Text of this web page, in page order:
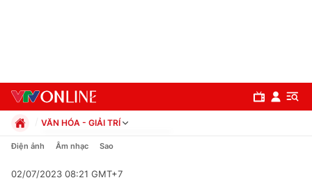
VĂN HÓA - GIẢI TRÍ
Chính trị
Pháp luật
Điện ảnh Âm nhạc Sao
02/07/2023 08:21 GMT+7